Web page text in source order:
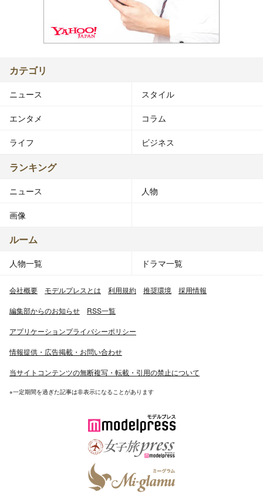
カテゴリ
ニュース スタイル
エンタメ コラム
ライフ ビジネス
ランキング
ニュース 人物
画像
ルーム
人物一覧 ドラマ一覧
会社概要 モデルプレスとは 利用規約 推奨環境 採用情報
編集部からのお知らせ RSS一覧
アプリケーションプライバシーポリシー
情報提供・広告掲載・お問い合わせ
当サイトコンテンツの無断複写・転載・引用の禁止について
※一定期間を過ぎた記事は非表示になることがあります